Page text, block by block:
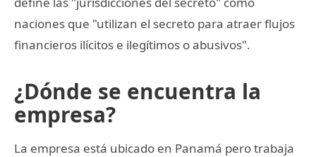
naciones que "utilizan el secreto para atraer flujos
financieros ilícitos e ilegítimos o abusivos".
¿Dónde se encuentra la
empresa?
La empresa está ubicado en Panamá pero trabaja